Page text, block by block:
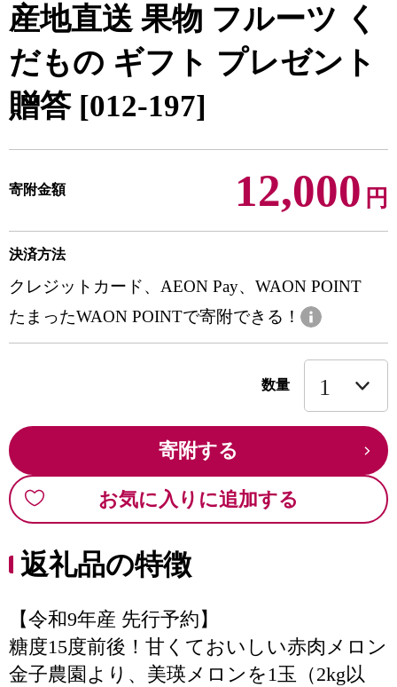
産地直送 果物 フルーツ く
だもの ギフト プレゼント
贈答 [012-197]
寄附金額 12,000 円
決済方法
クレジットカード、AEON Pay、WAON POINT
たまったWAON POINTで寄附できる！
数量
寄附する
お気に入りに追加する
返礼品の特徴
【令和9年産 先行予約】
糖度15度前後！甘くておいしい赤肉メロン
金子農園より、美瑛メロンを1玉（2kg以